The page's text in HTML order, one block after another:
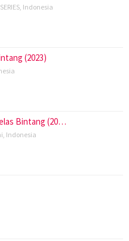
Indonesia
(2023)
Bintang (20…
Indonesia